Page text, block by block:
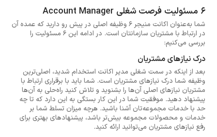
6 مسئولیت فرصت شغلی Account Manager
شما به‌عنوان اکانت منیجر 6 وظیفه اصلی در پیش رو دارید که عمده آن
در ارتباط با مشتریان سازمانتان است. در ادامه این 6 مسئولیت را
بررسی می‌کنیم:
درک نیازهای مشتریان
بعد از اینکه در سمت شغلی مدیر اکانت استخدام شدید، اصلی‌ترین
وظیفه شما درک نیازهای مشتریان است. شما باید با برقراری ارتباط با
مشتریان نیازهای اصلی آن‌ها را بشنوید و تلاش کنید راه‌حلی به آن‌ها
پیشنهاد دهید. موفقیت شما در این کار بستگی به این دارد که تا چه
حد با خدمات مجموعه‌تان آشنا باشید. هرچه میزان تسلط شما بر
خدمات و محصولات مجموعه بیش‌تر باشد، پیشنهادهای بهتری برای
رفع نیازهای مشتریان می‌توانید ارائه کنید.